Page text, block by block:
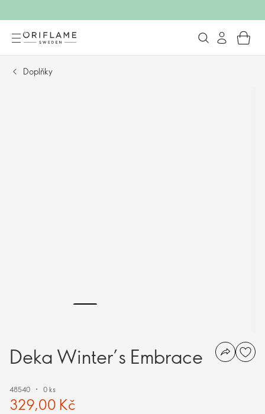
Doplňky
Deka Winter’s Embrace
48540 0 ks
329,00 Kč